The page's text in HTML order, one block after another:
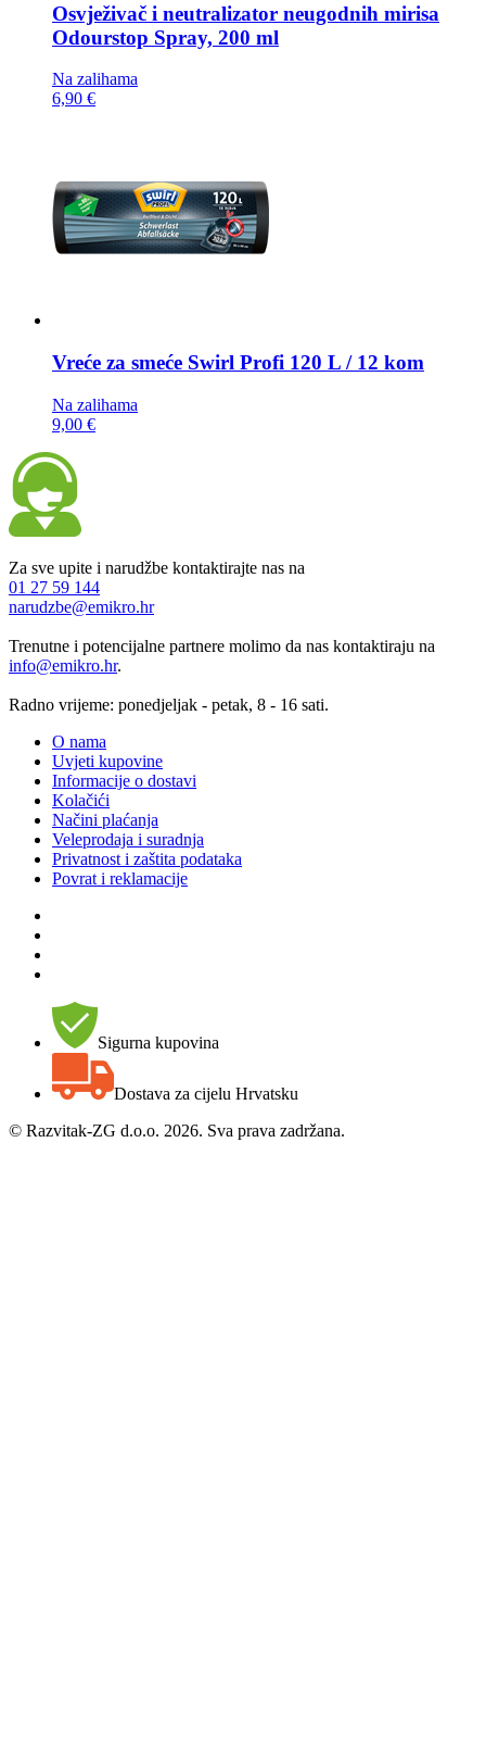
Osvježivač i neutralizator neugodnih mirisa
Odourstop Spray, 200 ml
Na zalihama
6,90 €
Vreće za smeće Swirl Profi 120 L / 12 kom
Na zalihama
9,00 €
Za sve upite i narudžbe kontaktirajte nas na
01 27 59 144
narudzbe@emikro.hr
Trenutne i potencijalne partnere molimo da nas kontaktiraju na
info@emikro.hr.
Radno vrijeme: ponedjeljak - petak, 8 - 16 sati.
O nama
Uvjeti kupovine
Informacije o dostavi
Kolačići
Načini plaćanja
Veleprodaja i suradnja
Privatnost i zaštita podataka
Povrat i reklamacije
Sigurna kupovina
Dostava za cijelu Hrvatsku
© Razvitak-ZG d.o.o. 2026. Sva prava zadržana.